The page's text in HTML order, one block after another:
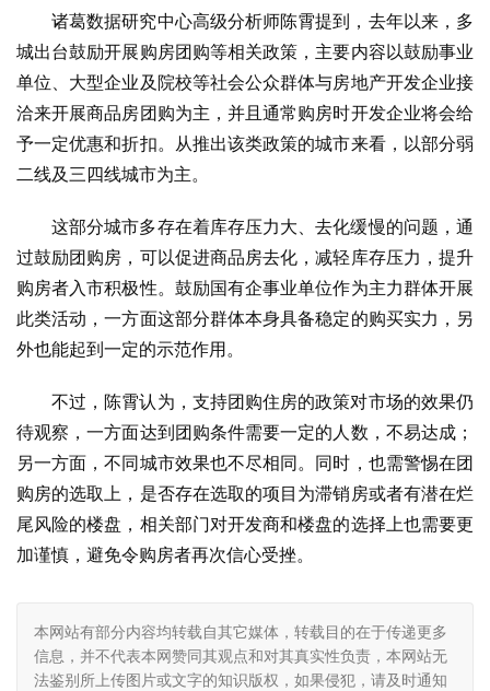
诸葛数据研究中心高级分析师陈霄提到，去年以来，多
城出台鼓励开展购房团购等相关政策，主要内容以鼓励事业
单位、大型企业及院校等社会公众群体与房地产开发企业接
洽来开展商品房团购为主，并且通常购房时开发企业将会给
予一定优惠和折扣。从推出该类政策的城市来看，以部分弱
二线及三四线城市为主。
这部分城市多存在着库存压力大、去化缓慢的问题，通
过鼓励团购房，可以促进商品房去化，减轻库存压力，提升
购房者入市积极性。鼓励国有企事业单位作为主力群体开展
此类活动，一方面这部分群体本身具备稳定的购买实力，另
外也能起到一定的示范作用。
不过，陈霄认为，支持团购住房的政策对市场的效果仍
待观察，一方面达到团购条件需要一定的人数，不易达成；
另一方面，不同城市效果也不尽相同。同时，也需警惕在团
购房的选取上，是否存在选取的项目为滞销房或者有潜在烂
尾风险的楼盘，相关部门对开发商和楼盘的选择上也需要更
加谨慎，避免令购房者再次信心受挫。
本网站有部分内容均转载自其它媒体，转载目的在于传递更多
信息，并不代表本网赞同其观点和对其真实性负责，本网站无
法鉴别所上传图片或文字的知识版权，如果侵犯，请及时通知